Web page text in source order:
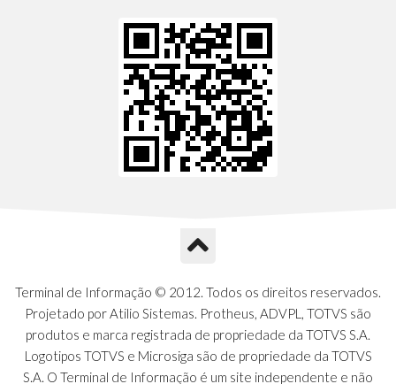
Terminal de Informação © 2012. Todos os direitos reservados.
Projetado por Atilio Sistemas. Protheus, ADVPL, TOTVS são
produtos e marca registrada de propriedade da TOTVS S.A.
Logotipos TOTVS e Microsiga são de propriedade da TOTVS
S.A. O Terminal de Informação é um site independente e não